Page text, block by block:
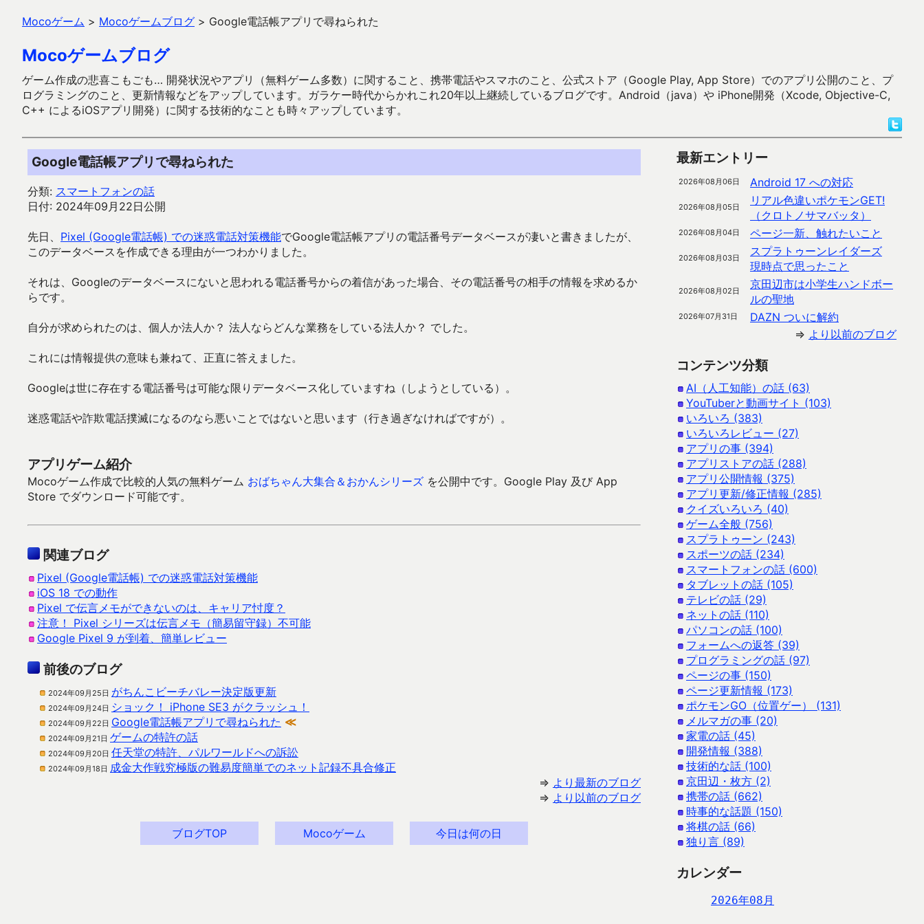
Mocoゲーム > Mocoゲームブログ > Google電話帳アプリで尋ねられた
Mocoゲームブログ
ゲーム作成の悲喜こもごも… 開発状況やアプリ（無料ゲーム多数）に関すること、携帯電話やスマホのこと、公式ストア（Google Play, App Store）でのアプリ公開のこと、プ
ログラミングのこと、更新情報などをアップしています。ガラケー時代からかれこれ20年以上継続しているブログです。Android（java）や iPhone開発（Xcode, Objective-C,
C++ によるiOSアプリ開発）に関する技術的なことも時々アップしています。
Google電話帳アプリで尋ねられた
分類: スマートフォンの話
日付: 2024年09月22日公開
先日、 Pixel (Google電話帳) での迷惑電話対策機能でGoogle電話帳アプリの電話番号データベースが凄いと書きましたが、
このデータベースを作成できる理由が一つわかりました。
それは、Googleのデータベースにないと思われる電話番号からの着信があった場合、その電話番号の相手の情報を求めるか
らです。
自分が求められたのは、個人か法人か？ 法人ならどんな業務をしている法人か？ でした。
これには情報提供の意味も兼ねて、正直に答えました。
Googleは世に存在する電話番号は可能な限りデータベース化していますね（しようとしている）。
迷惑電話や詐欺電話撲滅になるのなら悪いことではないと思います（行き過ぎなければですが）。
アプリゲーム紹介
Mocoゲーム作成で比較的人気の無料ゲーム おばちゃん大集合＆おかんシリーズ を公開中です。Google Play 及び App
Store でダウンロード可能です。
関連ブログ
Pixel (Google電話帳) での迷惑電話対策機能
iOS 18 での動作
Pixel で伝言メモができないのは、キャリア忖度？
注意！ Pixel シリーズは伝言メモ（簡易留守録）不可能
Google Pixel 9 が到着、簡単レビュー
前後のブログ
2024年09月25日 がちんこビーチバレー決定版更新
2024年09月24日 ショック！ iPhone SE3 がクラッシュ！
2024年09月22日 Google電話帳アプリで尋ねられた ≪
2024年09月21日 ゲームの特許の話
2024年09月20日 任天堂の特許、パルワールドへの訴訟
2024年09月18日 成金大作戦究極版の難易度簡単でのネット記録不具合修正
⇒ より最新のブログ
⇒ より以前のブログ
ブログTOP Mocoゲーム 今日は何の日
最新エントリー
2026年08月06日 Android 17 への対応
2026年08月05日
リアル色違いポケモンGET!
（クロトノサマバッタ）
2026年08月04日 ページ一新、触れたいこと
2026年08月03日
スプラトゥーンレイダーズ
現時点で思ったこと
2026年08月02日
京田辺市は小学生ハンドボー
ルの聖地
2026年07月31日
DAZN ついに解約
⇒ より以前のブログ
コンテンツ分類
AI（人工知能）の話 (63)
YouTuberと動画サイト (103)
いろいろ (383)
いろいろレビュー (27)
アプリの事 (394)
アプリストアの話 (288)
アプリ公開情報 (375)
アプリ更新/修正情報 (285)
クイズいろいろ (40)
ゲーム全般 (756)
スプラトゥーン (243)
スポーツの話 (234)
スマートフォンの話 (600)
タブレットの話 (105)
テレビの話 (29)
ネットの話 (110)
パソコンの話 (100)
フォームへの返答 (39)
プログラミングの話 (97)
ページの事 (150)
ページ更新情報 (173)
ポケモンGO（位置ゲー） (131)
メルマガの事 (20)
家電の話 (45)
開発情報 (388)
技術的な話 (100)
京田辺・枚方 (2)
携帯の話 (662)
時事的な話題 (150)
将棋の話 (66)
独り言 (89)
カレンダー
2026年08月